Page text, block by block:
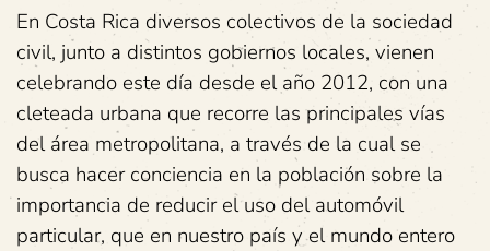
En Costa Rica diversos colectivos de la sociedad
civil, junto a distintos gobiernos locales, vienen
celebrando este día desde el año 2012, con una
cleteada urbana que recorre las principales vías
del área metropolitana, a través de la cual se
busca hacer conciencia en la población sobre la
importancia de reducir el uso del automóvil
particular, que en nuestro país y el mundo entero